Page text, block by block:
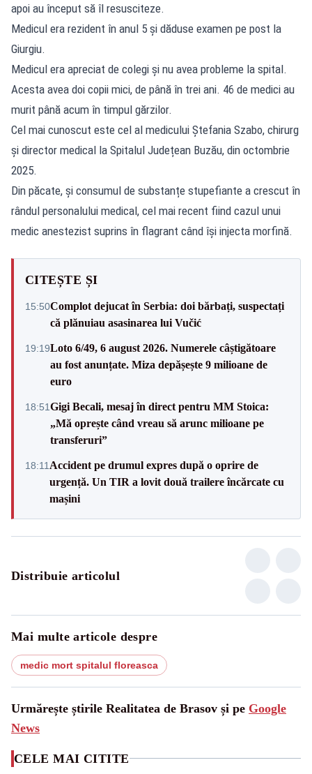
apoi au început să îl resusciteze.
Medicul era rezident în anul 5 și dăduse examen pe post la
Giurgiu.
Medicul era apreciat de colegi și nu avea probleme la spital.
Acesta avea doi copii mici, de până în trei ani. 46 de medici au
murit până acum în timpul gărzilor.
Cel mai cunoscut este cel al medicului Ștefania Szabo, chirurg
și director medical la Spitalul Județean Buzău, din octombrie
2025.
Din păcate, și consumul de substanțe stupefiante a crescut în
rândul personalului medical, cel mai recent fiind cazul unui
medic anestezist suprins în flagrant când își injecta morfină.
CITEȘTE ȘI
15:50Complot dejucat în Serbia: doi bărbați, suspectați
că plănuiau asasinarea lui Vučić
19:19Loto 6/49, 6 august 2026. Numerele câștigătoare
au fost anunțate. Miza depășește 9 milioane de
euro
18:51Gigi Becali, mesaj în direct pentru MM Stoica:
„Mă oprește când vreau să arunc milioane pe
transferuri”
18:11 Accident pe drumul expres după o oprire de
urgență. Un TIR a lovit două trailere încărcate cu
mașini
Distribuie articolul
Mai multe articole despre
medic mort spitalul floreasca
Urmărește știrile Realitatea de Brasov și pe Google
News
CELE MAI CITITE